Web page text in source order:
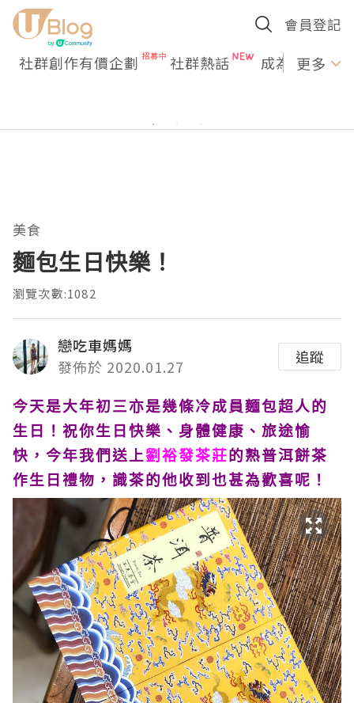
會員登記
社群創作有價企劃 社群熱話 成為U更多
美食
麵包生日快樂！
瀏覽次數:1082
戀吃車媽媽
發佈於 2020.01.27
追蹤
今天是大年初三亦是幾條冷成員麵包超人的
生日！祝你生日快樂、身體健康、旅途愉
快，今年我們送上劉裕發茶莊的熟普洱餅茶
作生日禮物，識茶的他收到也甚為歡喜呢！